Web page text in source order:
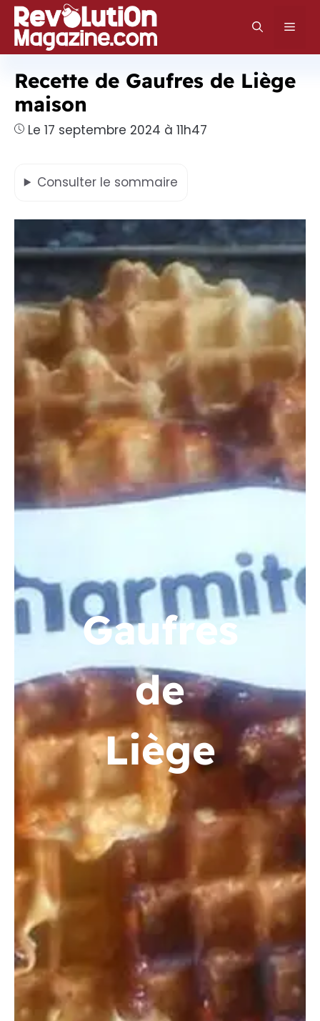
Aller
au
contenu
Recette de Gaufres de Liège
maison
Le 17 septembre 2024 à 11h47
Consulter le sommaire
Gaufres
de
Liège